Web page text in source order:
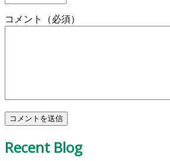
コメント（必須）
Recent Blog